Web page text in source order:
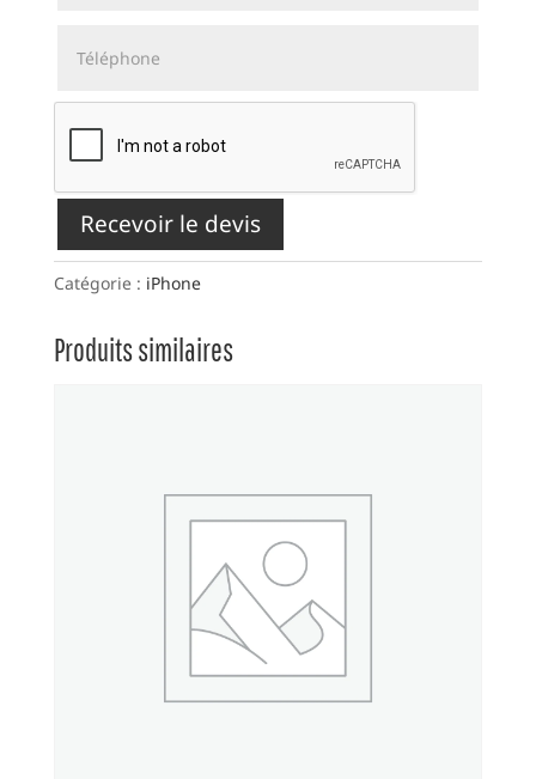
Recevoir le devis
Catégorie : iPhone
Produits similaires